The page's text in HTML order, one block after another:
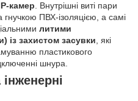
камер. Внутрішні виті пари
гнучкою ПВХ-ізоляцією, а самі
литими
із захистом засувки, які
пластикового
шнура.